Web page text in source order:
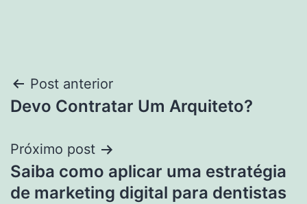
Navegação
de
Post
Post anterior
Devo Contratar Um Arquiteto?
Próximo post
Saiba como aplicar uma estratégia
de marketing digital para dentistas